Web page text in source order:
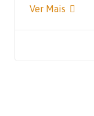
Ver Mais